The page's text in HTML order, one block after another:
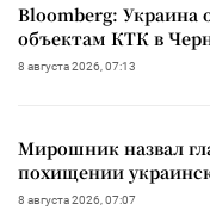
Bloomberg: Украина
объектам КТК в
8 августа 2026, 07:13
Мирошник назвал
похищении
8 августа 2026, 07:07